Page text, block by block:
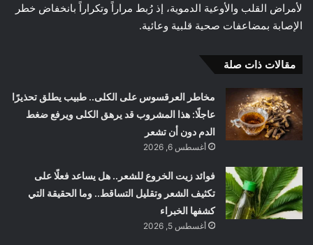
لأمراض القلب والأوعية الدموية، إذ رُبط مراراً وتكراراً بانخفاض خطر
الإصابة بمضاعفات صحية قلبية وعائية.
مقالات ذات صلة
مخاطر العرقسوس على الكلى.. طبيب يطلق تحذيرًا
عاجلًا: هذا المشروب قد يرهق الكلى ويرفع ضغط
الدم دون أن تشعر
أغسطس 6, 2026
فوائد زيت الخروع للشعر.. هل يساعد فعلًا على
تكثيف الشعر وتقليل التساقط.. وما الحقيقة التي
كشفها الخبراء
أغسطس 5, 2026